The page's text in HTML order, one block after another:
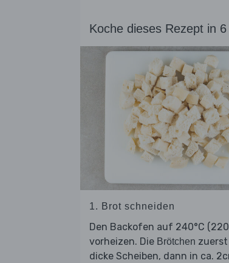
Koche dieses Rezept in
1. Brot schneiden
Den Backofen auf 240°C
vorheizen. Die Brötchen
dicke Scheiben, dann in ca.